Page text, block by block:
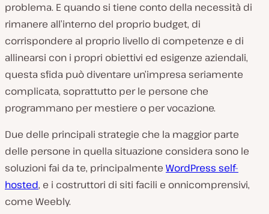
problema. E quando si tiene conto della necessità di
rimanere all’interno del proprio budget, di
corrispondere al proprio livello di competenze e di
allinearsi con i propri obiettivi ed esigenze aziendali,
questa sfida può diventare un’impresa seriamente
complicata, soprattutto per le persone che
programmano per mestiere o per vocazione.
Due delle principali strategie che la maggior parte
delle persone in quella situazione considera sono le
soluzioni fai da te, principalmente WordPress self-
hosted, e i costruttori di siti facili e onnicomprensivi,
come Weebly.